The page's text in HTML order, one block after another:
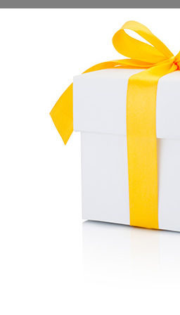
55,0 cm
Portata massima:
52,0
Distanza massima getto:16,0 m
Regolazione altezza coclea:
Regolazione direzione getto:
Frizione di sterzo:
Idrostatica
3.600 rpm